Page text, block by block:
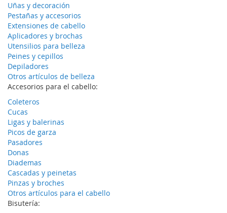
Uñas y decoración
Pestañas y accesorios
Extensiones de cabello
Aplicadores y brochas
Utensilios para belleza
Peines y cepillos
Depiladores
Otros artículos de belleza
Accesorios para el cabello:
Coleteros
Cucas
Ligas y balerinas
Picos de garza
Pasadores
Donas
Diademas
Cascadas y peinetas
Pinzas y broches
Otros artículos para el cabello
Bisutería: